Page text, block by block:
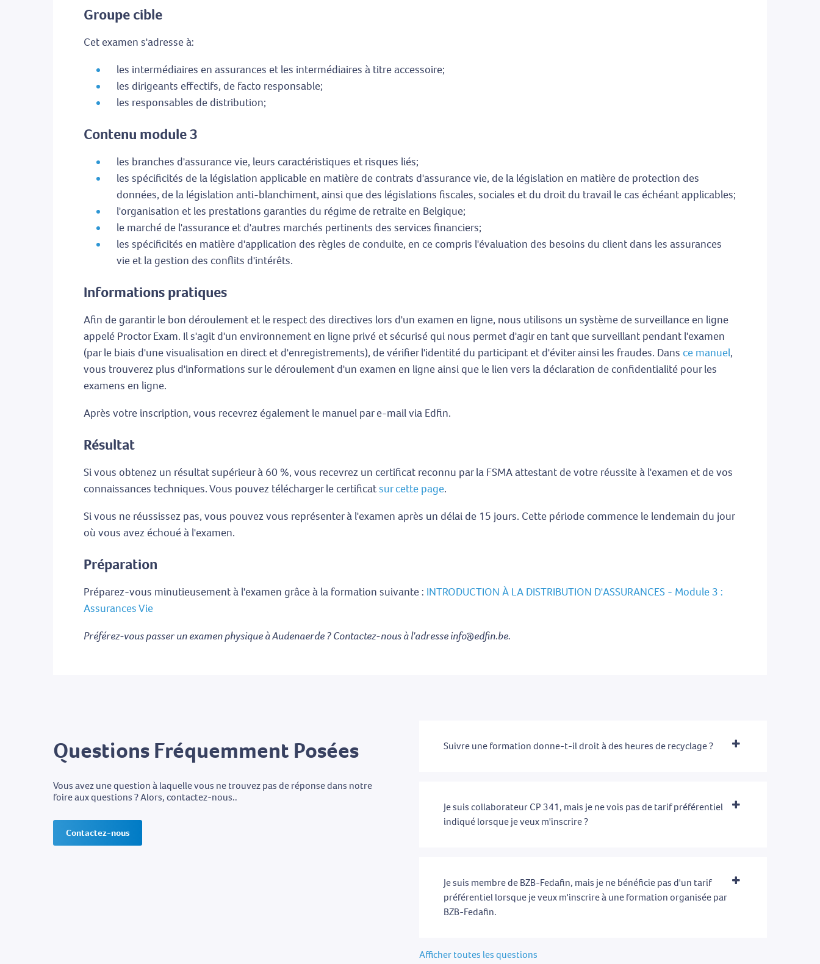
Groupe cible
Cet examen s'adresse à:
les intermédiaires en assurances et les intermédiaires à titre accessoire;
les dirigeants effectifs, de facto responsable;
les responsables de distribution;
Contenu module 3
les branches d'assurance vie, leurs caractéristiques et risques liés;
les spécificités de la législation applicable en matière de contrats d'assurance vie, de la législation en matière de protection des
données, de la législation anti-blanchiment, ainsi que des législations fiscales, sociales et du droit du travail le cas échéant applicables;
l'organisation et les prestations garanties du régime de retraite en Belgique;
le marché de l'assurance et d'autres marchés pertinents des services financiers;
les spécificités en matière d'application des règles de conduite, en ce compris l'évaluation des besoins du client dans les assurances
vie et la gestion des conflits d'intérêts.
Informations pratiques
Afin de garantir le bon déroulement et le respect des directives lors d'un examen en ligne, nous utilisons un système de surveillance en ligne
appelé Proctor Exam. Il s'agit d'un environnement en ligne privé et sécurisé qui nous permet d'agir en tant que surveillant pendant l'examen
(par le biais d'une visualisation en direct et d'enregistrements), de vérifier l'identité du participant et d'éviter ainsi les fraudes. Dans ce manuel,
vous trouverez plus d'informations sur le déroulement d'un examen en ligne ainsi que le lien vers la déclaration de confidentialité pour les
examens en ligne.
Après votre inscription, vous recevrez également le manuel par e-mail via Edfin.
Résultat
Si vous obtenez un résultat supérieur à 60 %, vous recevrez un certificat reconnu par la FSMA attestant de votre réussite à l'examen et de vos
connaissances techniques. Vous pouvez télécharger le certificatsur cette page.
Si vous ne réussissez pas, vous pouvez vous représenter à l'examen après un délai de 15 jours. Cette période commence le lendemain du jour
où vous avez échoué à l'examen.
Préparation
Préparez-vous minutieusement à l'examen grâce à la formation suivante : INTRODUCTION À LA DISTRIBUTION D'ASSURANCES - Module 3 :
Assurances Vie
Préférez-vous passer un examen physique à Audenaerde ? Contactez-nous à l'adresse info@edfin.be.
Questions Fréquemment Posées
Vous avez une question à laquelle vous ne trouvez pas de réponse dans notre
foire aux questions ? Alors, contactez-nous..
Contactez-nous
Suivre une formation donne-t-il droit à des heures de recyclage ?
Je suis collaborateur CP 341, mais je ne vois pas de tarif préférentiel
indiqué lorsque je veux m'inscrire ?
Je suis membre de BZB-Fedafin, mais je ne bénéficie pas d'un tarif
préférentiel lorsque je veux m'inscrire à une formation organisée par
BZB-Fedafin.
Afficher toutes les questions